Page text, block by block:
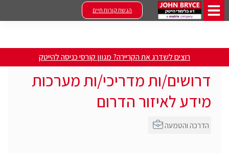
הגשת קורות חיים
רוצים לשדרג את הקריירה? מגוון קורסי כניסה להייטק
דרושים/ות מדריכי/ות מערכות
מידע לאיזור הדרום